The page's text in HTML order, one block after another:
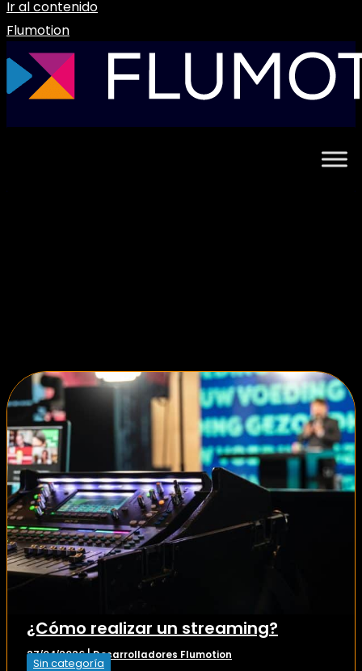
Ir al contenido
Flumotion
¿Cómo realizar un streaming?
27/04/2026|Desarrolladores Flumotion
Sin categoría